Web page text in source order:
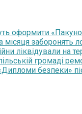
оформити
заборонять
ліквідували на
громаді
безпеки»